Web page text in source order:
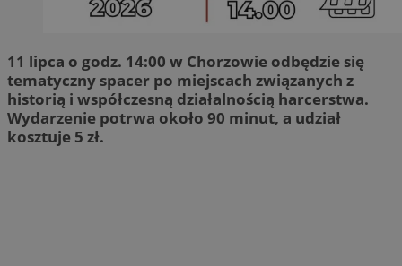
11 lipca o godz. 14:00 w Chorzowie odbędzie się
tematyczny spacer po miejscach związanych z
historią i współczesną działalnością harcerstwa.
Wydarzenie potrwa około 90 minut, a udział
kosztuje 5 zł.